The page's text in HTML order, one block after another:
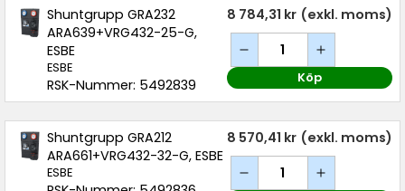
Shuntgrupp GRA232
ARA639+VRG432-25-G,
ESBE
ESBE
RSK-Nummer: 5492839
8 784,31 kr (exkl. moms)
Köp
Shuntgrupp GRA212
ARA661+VRG432-32-G, ESBE
ESBE
8 570,41 kr (exkl. moms)